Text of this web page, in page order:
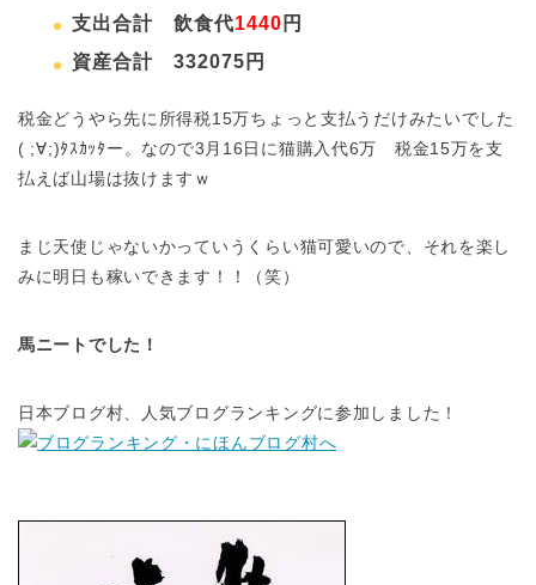
支出合計 飲食代1440 円
資産合計 332075円
税金どうやら先に所得税15万ちょっと支払うだけみたいでした
( ;∀;)ﾀｽｶｯﾀー。なので3月16日に猫購入代6万 税金15万を支
払えば山場は抜けますｗ
まじ天使じゃないかっていうくらい猫可愛いので、それを楽し
みに明日も稼いできます！！（笑）
馬ニートでした！
日本ブログ村、人気ブログランキングに参加しました！